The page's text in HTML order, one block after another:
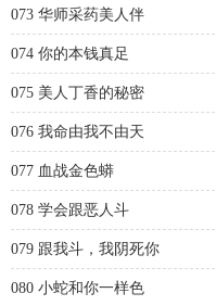
073 华师采药美人伴
074 你的本钱真足
075 美人丁香的秘密
076 我命由我不由天
077 血战金色蟒
078 学会跟恶人斗
079 跟我斗，我阴死你
080 小蛇和你一样色